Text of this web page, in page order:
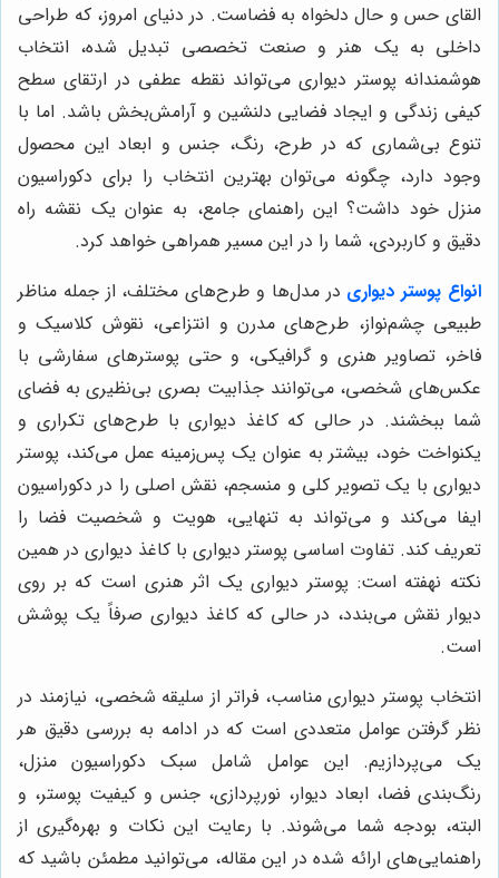
القای حس و حال دلخواه به فضاست. در دنیای امروز، که طراحی
داخلی به یک هنر و صنعت تخصصی تبدیل شده، انتخاب
هوشمندانه پوستر دیواری می‌تواند نقطه عطفی در ارتقای سطح
کیفی زندگی و ایجاد فضایی دلنشین و آرامش‌بخش باشد. اما با
تنوع بی‌شماری که در طرح، رنگ، جنس و ابعاد این محصول
وجود دارد، چگونه می‌توان بهترین انتخاب را برای دکوراسیون
منزل خود داشت؟ این راهنمای جامع، به عنوان یک نقشه راه
دقیق و کاربردی، شما را در این مسیر همراهی خواهد کرد.
انواع پوستر دیواری در مدل‌ها و طرح‌های مختلف، از جمله مناظر
طبیعی چشم‌نواز، طرح‌های مدرن و انتزاعی، نقوش کلاسیک و
فاخر، تصاویر هنری و گرافیکی، و حتی پوسترهای سفارشی با
عکس‌های شخصی، می‌توانند جذابیت بصری بی‌نظیری به فضای
شما ببخشند. در حالی که کاغذ دیواری با طرح‌های تکراری و
یکنواخت خود، بیشتر به عنوان یک پس‌زمینه عمل می‌کند، پوستر
دیواری با یک تصویر کلی و منسجم، نقش اصلی را در دکوراسیون
ایفا می‌کند و می‌تواند به تنهایی، هویت و شخصیت فضا را
تعریف کند. تفاوت اساسی پوستر دیواری با کاغذ دیواری در همین
نکته نهفته است: پوستر دیواری یک اثر هنری است که بر روی
دیوار نقش می‌بندد، در حالی که کاغذ دیواری صرفاً یک پوشش
است.
انتخاب پوستر دیواری مناسب، فراتر از سلیقه شخصی، نیازمند در
نظر گرفتن عوامل متعددی است که در ادامه به بررسی دقیق هر
یک می‌پردازیم. این عوامل شامل سبک دکوراسیون منزل،
رنگ‌بندی فضا، ابعاد دیوار، نورپردازی، جنس و کیفیت پوستر، و
البته، بودجه شما می‌شوند. با رعایت این نکات و بهره‌گیری از
راهنمایی‌های ارائه شده در این مقاله، می‌توانید مطمئن باشید که